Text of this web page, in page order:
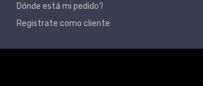
Dónde está mi pedido?
Registrate como cliente